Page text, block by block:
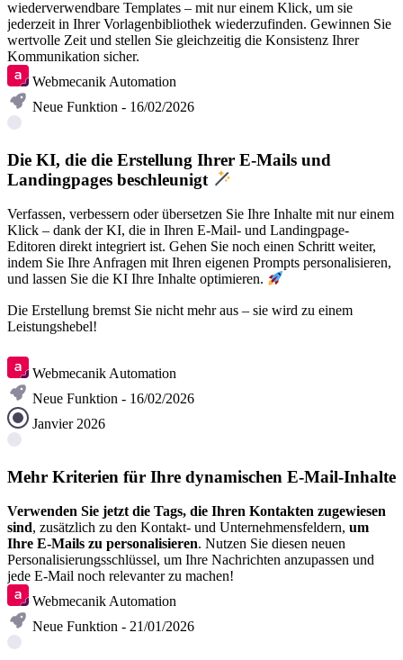
wiederverwendbare Templates – mit nur einem Klick, um sie
jederzeit in Ihrer Vorlagenbibliothek wiederzufinden. Gewinnen Sie
wertvolle Zeit und stellen Sie gleichzeitig die Konsistenz Ihrer
Kommunikation sicher.
Webmecanik Automation
Neue Funktion - 16/02/2026
Die KI, die die Erstellung Ihrer E-Mails und
Landingpages beschleunigt
Verfassen, verbessern oder übersetzen Sie Ihre Inhalte mit nur einem
Klick – dank der KI, die in Ihren E-Mail- und Landingpage-
Editoren direkt integriert ist. Gehen Sie noch einen Schritt weiter,
indem Sie Ihre Anfragen mit Ihren eigenen Prompts personalisieren,
und lassen Sie die KI Ihre Inhalte optimieren.
Die Erstellung bremst Sie nicht mehr aus – sie wird zu einem
Leistungshebel!
Webmecanik Automation
Neue Funktion - 16/02/2026
Janvier 2026
Mehr Kriterien für Ihre dynamischen E-Mail-Inhalte
Verwenden Sie jetzt die Tags, die Ihren Kontakten zugewiesen
sind, zusätzlich zu den Kontakt- und Unternehmensfeldern, um
Ihre E-Mails zu personalisieren. Nutzen Sie diesen neuen
Personalisierungsschlüssel, um Ihre Nachrichten anzupassen und
jede E-Mail noch relevanter zu machen!
Webmecanik Automation
Neue Funktion - 21/01/2026